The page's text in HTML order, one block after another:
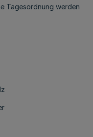
Tagesordnung werden